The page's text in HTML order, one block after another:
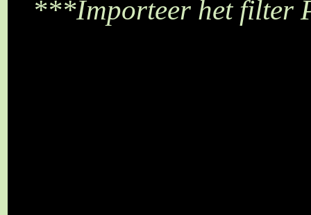
***Importeer het filter